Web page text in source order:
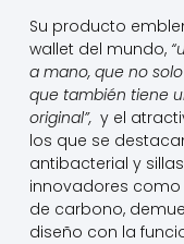
Su producto
wallet del mundo,
a mano, que no
que también tiene
original”, y el
los que se
antibacterial y
innovadores como
de carbono,
diseño con la